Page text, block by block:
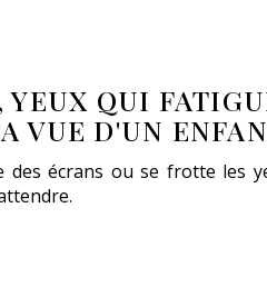
YEUX QUI
VUE D'UN
écrans ou se frotte les